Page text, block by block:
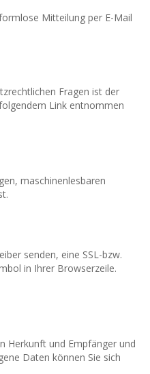
Mitteilung per E-Mail
Fragen ist der
Link entnommen
maschinenlesbaren
senden, eine SSL-bzw.
in Ihrer Browserzeile.
Herkunft und Empfänger und
Daten können Sie sich